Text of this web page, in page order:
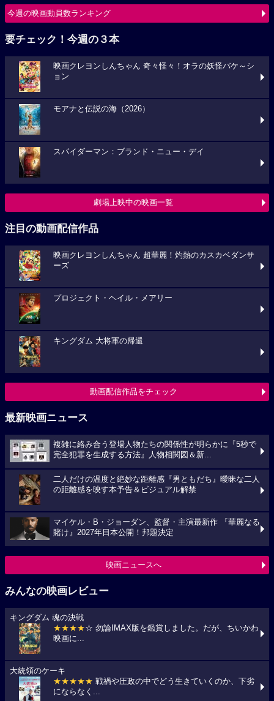
今週の映画動員数ランキング
要チェック！今週の３本
映画クレヨンしんちゃん 奇々怪々！オラの妖怪バケ～シ
ョン
モアナと伝説の海（2026）
スパイダーマン：ブランド・ニュー・デイ
劇場上映中の映画一覧
注目の動画配信作品
映画クレヨンしんちゃん 超華麗！灼熱のカスカベダンサ
ーズ
プロジェクト・ヘイル・メアリー
キングダム 大将軍の帰還
動画配信作品をチェック
最新映画ニュース
複雑に絡み合う登場人物たちの関係性が明らかに『5秒で
完全犯罪を生成する方法』人物相関図＆新...
二人だけの温度と絶妙な距離感『男ともだち』曖昧な二人
の距離感を映す本予告＆ビジュアル解禁
マイケル・B・ジョーダン、監督・主演最新作 『華麗なる
賭け』2027年日本公開！邦題決定
映画ニュースへ
みんなの映画レビュー
キングダム 魂の決戦
★★★★☆ 勿論IMAX版を鑑賞しました。だが、ちいかわ
映画に...
大統領のケーキ
★★★★★ 戦禍や圧政の中でどう生きていくのか、下劣
にならなく...